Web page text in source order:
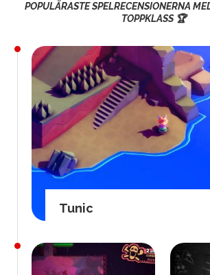
POPULÄRASTE SPELRECENSIONERNA
TOPPKLASS 🏆
Tunic